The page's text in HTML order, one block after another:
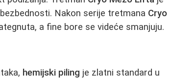
Nakon serije tretmana Cryo
a fine bore se videće smanjuju.
hemijski piling je zlatni standard u